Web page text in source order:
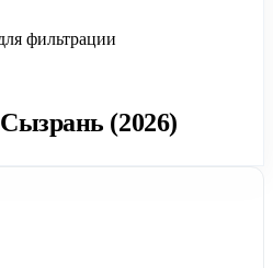
фильтрации
(2026)